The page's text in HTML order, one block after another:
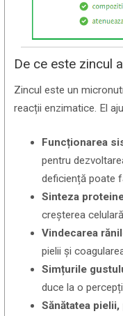
De ce este zincul
Zincul este un
reacții enzimatice. El
Funcționarea
pentru
deficiență poate
Sinteza
creșterea
Vindecarea
pielii și
Simțurile
duce la o
Sănătatea